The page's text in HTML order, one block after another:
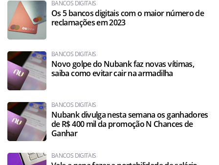
BANCOS DIGITAIS
Os 5 bancos digitais com o maior número de
reclamações em 2023
BANCOS DIGITAIS
Novo golpe do Nubank faz novas vítimas,
saiba como evitar cair na armadilha
BANCOS DIGITAIS
Nubank divulga nesta semana os ganhadores
de R$ 400 mil da promoção N Chances de
Ganhar
BANCOS DIGITAIS